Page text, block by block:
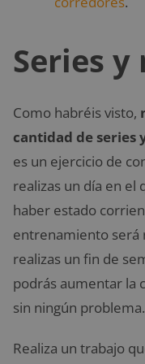
Series
Como habréis visto,
cantidad de series
es un ejercicio de
realizas un día en el
haber estado
entrenamiento será
realizas un fin de
podrás aumentar la
sin ningún problema.
Realiza un trabajo